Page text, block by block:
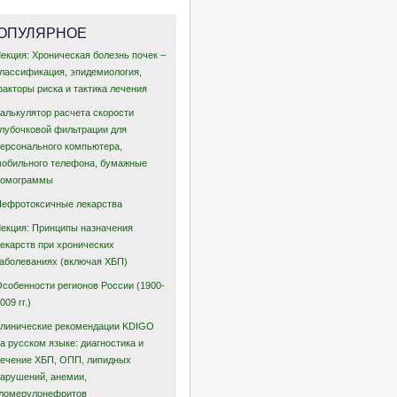
Хроническая болезнь почек –
эпидемиология,
риска и тактика лечения
расчета скорости
фильтрации для
компьютера,
телефона, бумажные
лекарства
Принципы назначения
при хронических
(включая ХБП)
регионов России (1900-
гг.)
рекомендации KDIGO
русском языке: диагностика и
ХБП, ОПП, липидных
анемии,